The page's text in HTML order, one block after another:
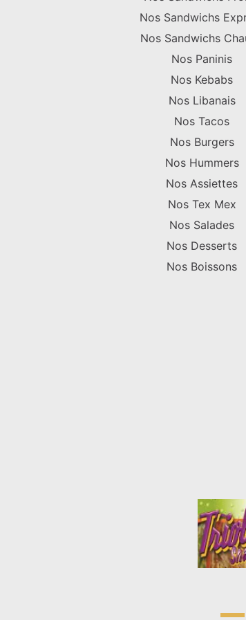
Nos Sandwichs
Nos Sandwichs
Nos Paninis
Nos Kebabs
Nos Libanais
Nos Tacos
Nos Burgers
Nos Hummers
Nos Assiettes
Nos Tex Mex
Nos Salades
Nos Desserts
Nos Boissons